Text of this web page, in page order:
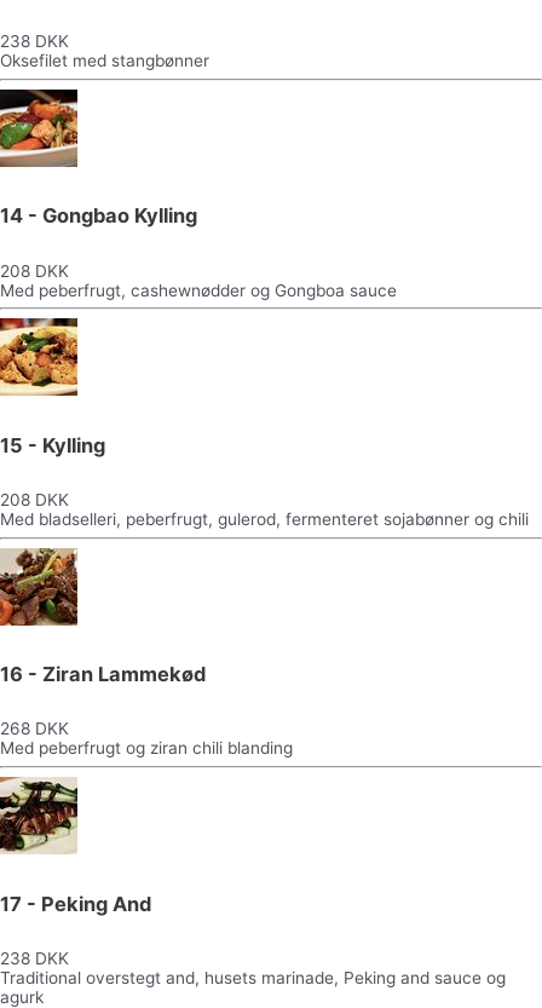
238 DKK
Oksefilet med stangbønner
14 - Gongbao Kylling
208 DKK
Med peberfrugt, cashewnødder og Gongboa sauce
15 - Kylling
208 DKK
Med bladselleri, peberfrugt, gulerod, fermenteret sojabønner og chili
16 - Ziran Lammekød
268 DKK
Med peberfrugt og ziran chili blanding
17 - Peking And
238 DKK
Traditional overstegt and, husets marinade, Peking and sauce og
agurk